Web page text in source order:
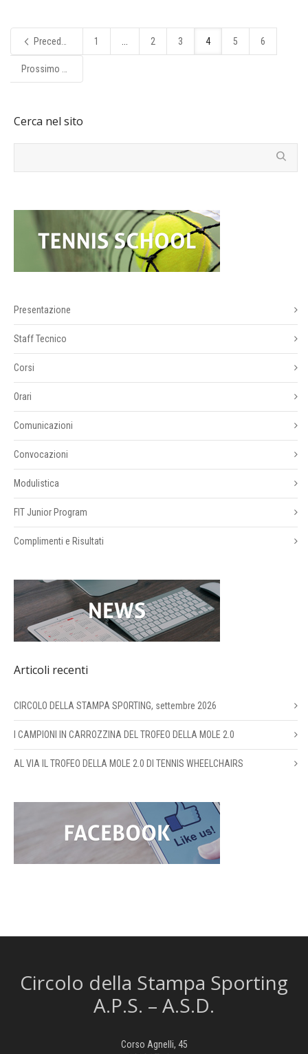
Precedente 1 ... 2 3 4 5 6
Prossimo
Cerca nel sito
Presentazione
Staff Tecnico
Corsi
Orari
Comunicazioni
Convocazioni
Modulistica
FIT Junior Program
Complimenti e Risultati
Articoli recenti
CIRCOLO DELLA STAMPA SPORTING, settembre 2026
I CAMPIONI IN CARROZZINA DEL TROFEO DELLA MOLE 2.0
AL VIA IL TROFEO DELLA MOLE 2.0 DI TENNIS WHEELCHAIRS
Circolo della Stampa Sporting
A.P.S. – A.S.D.
Corso Agnelli, 45